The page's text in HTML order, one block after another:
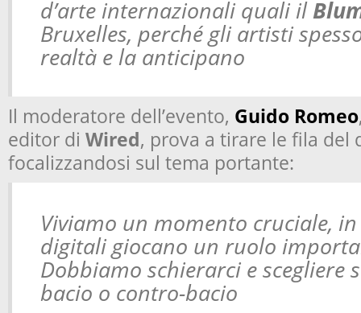
d’arte internazionali quali il
Bruxelles, perché gli artisti
realtà e la anticipano
Il moderatore dell’evento, Guido Romeo
editor di Wired, prova a tirare le fila del
focalizzandosi sul tema portante:
Viviamo un momento cruciale,
digitali giocano un ruolo
Dobbiamo schierarci e scegliere
bacio o contro-bacio